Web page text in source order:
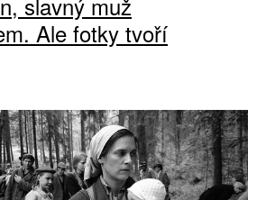
Ale fotky tvoří